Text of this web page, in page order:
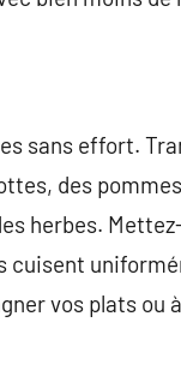
sans effort.
des
herbes.
cuisent
vos plats ou